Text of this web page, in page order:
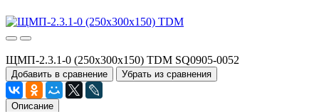
ЩМП-2.3.1-0 (250х300х150) TDM SQ0905-0052
Добавить в сравнение Убрать из сравнения
Описание